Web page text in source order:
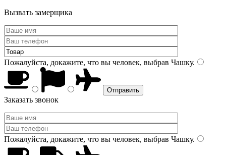
Вызвать замерщика
Пожалуйста, докажите, что вы человек, выбрав Чашку.
Заказать звонок
Пожалуйста, докажите, что вы человек, выбрав Чашку.